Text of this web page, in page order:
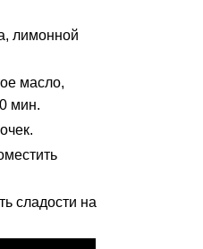
лимонной
масло,
мин.
сладости на